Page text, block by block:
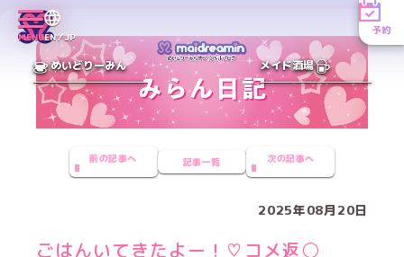
MENUEN／JP
予約
めいどりーみん メイド酒場
前の記事へ 記事一覧 次の記事へ
2025年08月20日
ごはんいてきたよー！♡コメ返⚪️